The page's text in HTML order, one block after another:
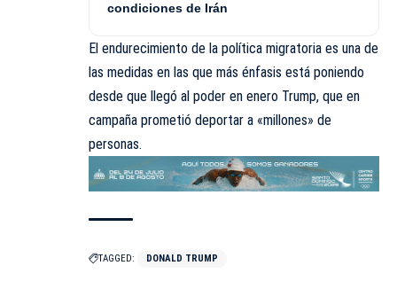
condiciones de Irán
El endurecimiento de la política migratoria es una de
las medidas en las que más énfasis está poniendo
desde que llegó al poder en enero Trump, que en
campaña prometió deportar a «millones» de
personas.
TAGGED: DONALD TRUMP